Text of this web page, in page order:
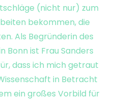
(nicht nur) zum
bekommen, die
Als Begründerin des
ist Frau Sanders
dass ich mich getraut
in Betracht
ein großes Vorbild für